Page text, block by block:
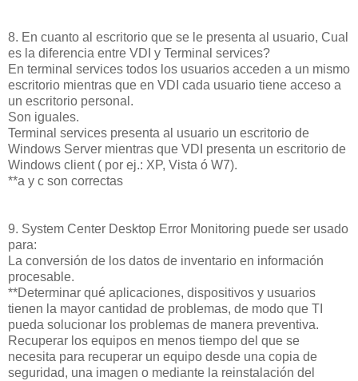
8. En cuanto al escritorio que se le presenta al usuario, Cual
es la diferencia entre VDI y Terminal services?
En terminal services todos los usuarios acceden a un mismo
escritorio mientras que en VDI cada usuario tiene acceso a
un escritorio personal.
Son iguales.
Terminal services presenta al usuario un escritorio de
Windows Server mientras que VDI presenta un escritorio de
Windows client ( por ej.: XP, Vista ó W7).
**a y c son correctas
9. System Center Desktop Error Monitoring puede ser usado
para:
La conversión de los datos de inventario en información
procesable.
**Determinar qué aplicaciones, dispositivos y usuarios
tienen la mayor cantidad de problemas, de modo que TI
pueda solucionar los problemas de manera preventiva.
Recuperar los equipos en menos tiempo del que se
necesita para recuperar un equipo desde una copia de
seguridad, una imagen o mediante la reinstalación del